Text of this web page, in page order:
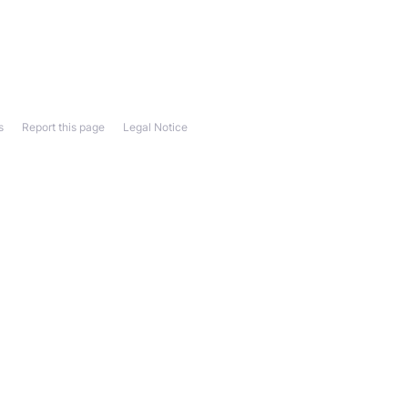
Legal Notice
Report this page